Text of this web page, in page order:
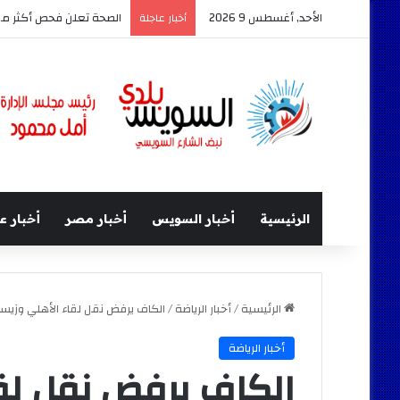
الأحد, أغسطس 9 2026 أخبار عاجلة
الرئيسية أخبار السويس أخبار مصر أخبار
الرئيسية/أخبار الرياضة/الكاف يرفض نقل لقاء الأهلي
أخبار الرياضة